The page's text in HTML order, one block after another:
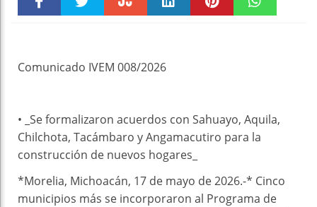
Comunicado IVEM 008/2026
• _Se formalizaron acuerdos con Sahuayo, Aquila,
Chilchota, Tacámbaro y Angamacutiro para la
construcción de nuevos hogares_
*Morelia, Michoacán, 17 de mayo de 2026.-* Cinco
municipios más se incorporaron al Programa de